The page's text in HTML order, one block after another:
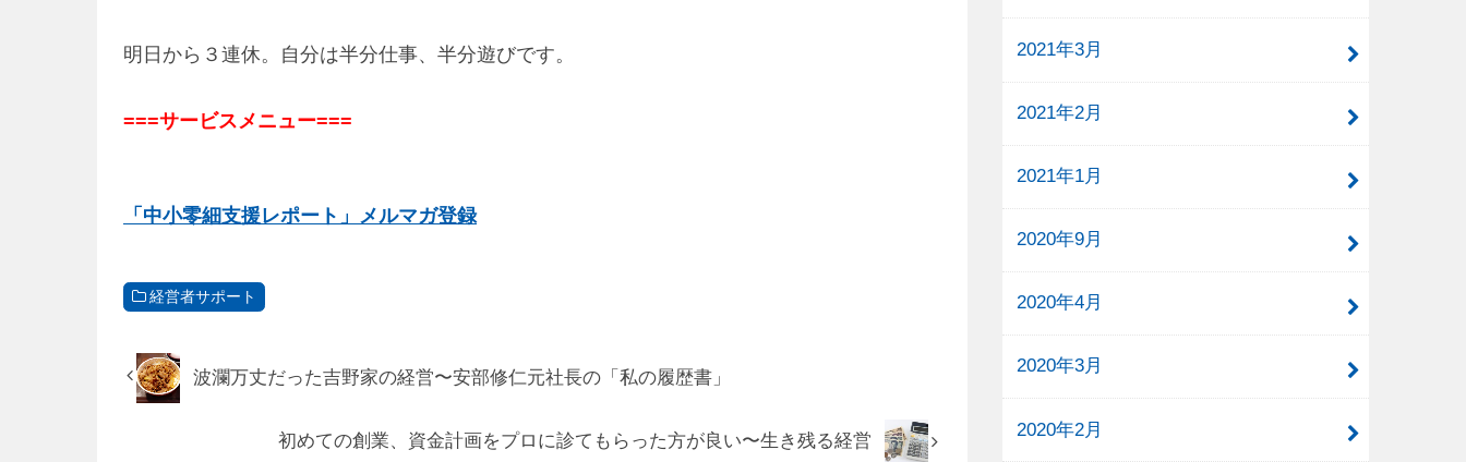
明日から３連休。自分は半分仕事、半分遊びです。
===サービスメニュー===
「中小零細支援レポート」メルマガ登録
経営者サポート
波瀾万丈だった吉野家の経営〜安部修仁元社長の「私の履歴書」
初めての創業、資金計画をプロに診てもらった方が良い〜生き残る経営
2021年3月
2021年2月
2021年1月
2020年9月
2020年4月
2020年3月
2020年2月